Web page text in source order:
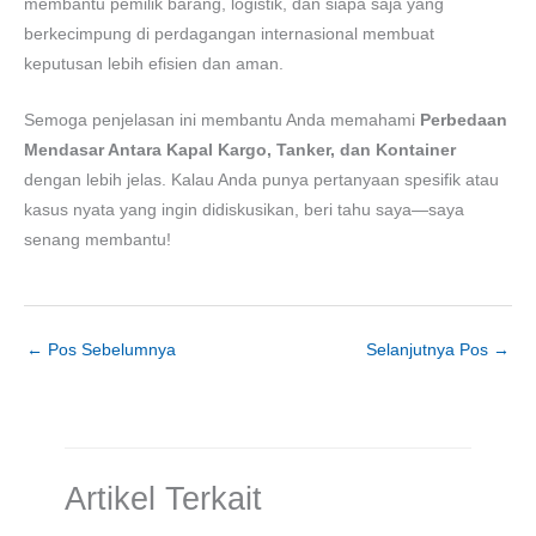
membantu pemilik barang, logistik, dan siapa saja yang
berkecimpung di perdagangan internasional membuat
keputusan lebih efisien dan aman.
Semoga penjelasan ini membantu Anda memahami Perbedaan
Mendasar Antara Kapal Kargo, Tanker, dan Kontainer
dengan lebih jelas. Kalau Anda punya pertanyaan spesifik atau
kasus nyata yang ingin didiskusikan, beri tahu saya—saya
senang membantu!
← Pos Sebelumnya Selanjutnya Pos →
Artikel Terkait